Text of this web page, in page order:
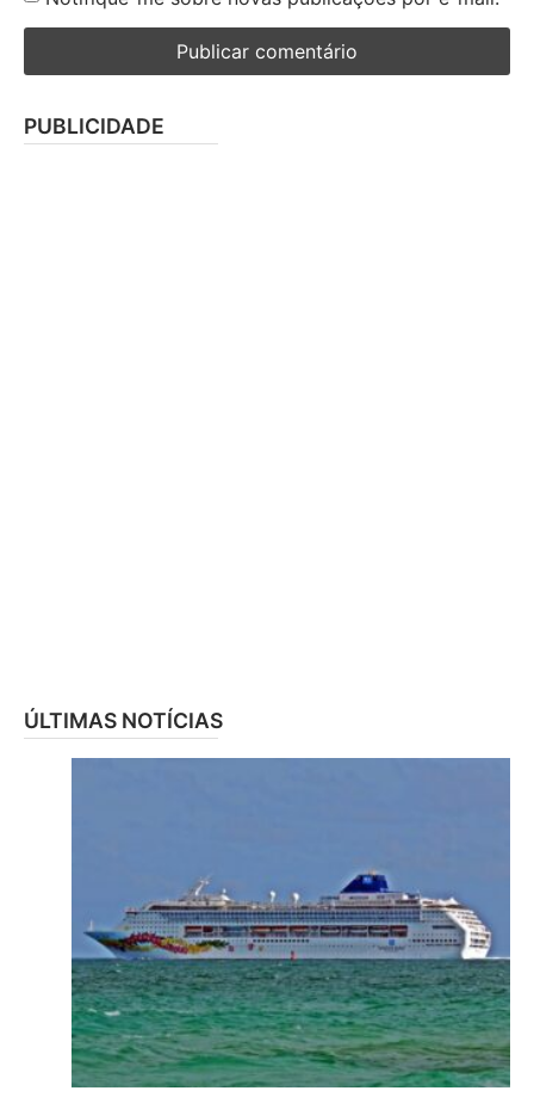
PUBLICIDADE
ÚLTIMAS NOTÍCIAS